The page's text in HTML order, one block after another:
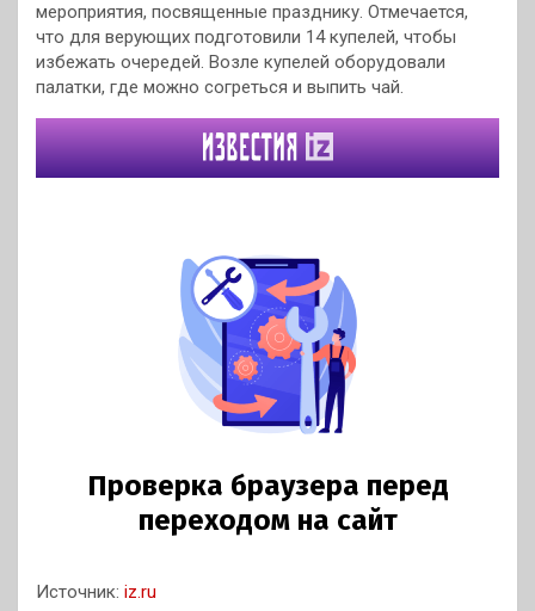
мероприятия, посвященные празднику. Отмечается,
что для верующих подготовили 14 купелей, чтобы
избежать очередей. Возле купелей оборудовали
палатки, где можно согреться и выпить чай.
Источник: iz.ru